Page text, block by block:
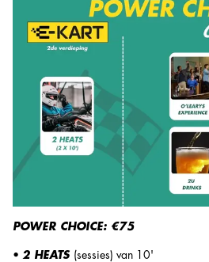
POWER CHOICE: €75
• 2 HEATS (sessies) van 10'